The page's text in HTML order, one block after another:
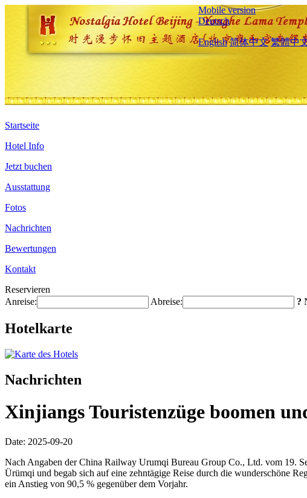
Mobile version
Deutsch
English 简体中文 繁體中
Startseite
Hotel Info
Jetzt buchen
Ausstattung
Fotos
Nachrichten
Bewertungen
Kontakt
Reservieren
Anreise:
Abreise: ?
Hotelkarte
Nachrichten
Xinjiangs Touristenzüge boomen
Date: 2025-09-20
Nach Angaben der China Railway Urumqi Bureau Group Co., Ltd. vom 19.
Ürümqi und begab sich auf eine zehntägige Reise durch die wunderschöne
ein Anstieg von 90,5 % gegenüber dem Vorjahr.